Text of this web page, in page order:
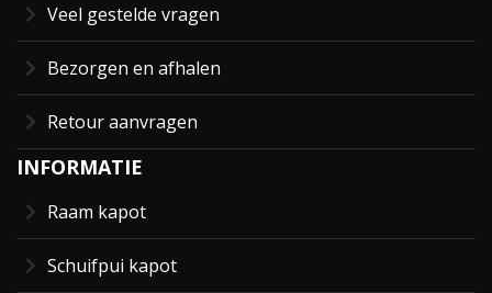
Veel gestelde vragen
Bezorgen en afhalen
Retour aanvragen
INFORMATIE
Raam kapot
Schuifpui kapot